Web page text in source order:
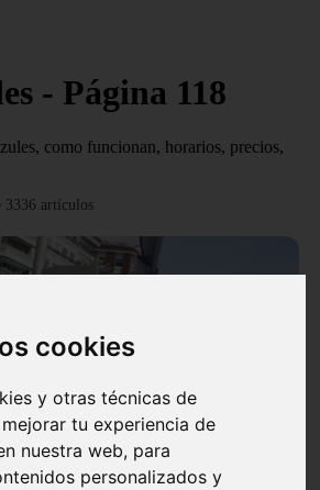
cookies
y otras técnicas de
tu experiencia de
nuestra web, para
personalizados y
- Página 118
como funcionan, horarios, precios,
3336 artículos
《 Horarios y Tarifas 2024 》